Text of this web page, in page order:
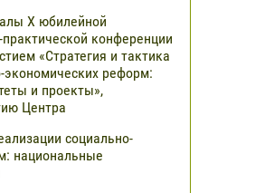
X юбилейной
конференции
«Стратегия и тактика
экономических реформ:
и проекты»,
Центра
социально-
национальные